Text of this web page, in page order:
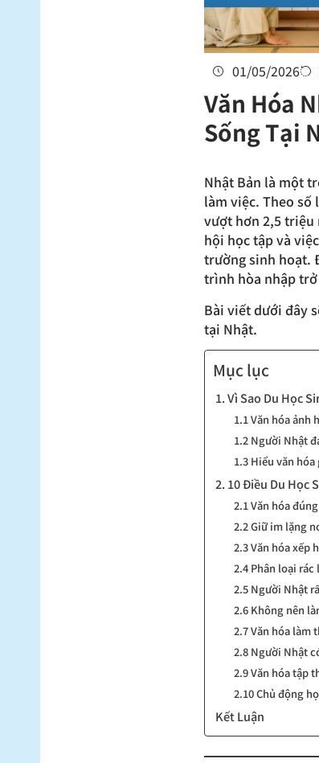
01/05/2026
Văn Hóa
Sống Tại
Nhật Bản là một
làm việc. Theo số
vượt hơn 2,5 triệu
hội học tập và
trường sinh hoạt.
trình hòa nhập trở
Bài viết dưới đây
tại Nhật.
Mục lục
1. Vì Sao Du Học
1.1 Văn hóa
1.2 Người Nhật
1.3 Hiểu văn
2. 10 Điều Du Học
2.1 Văn hóa
2.2 Giữ im lặng
2.3 Văn hóa xếp
2.4 Phân loại
2.5 Người Nhật
2.6 Không nên
2.7 Văn hóa làm
2.8 Người Nhật
2.9 Văn hóa tập
2.10 Chủ động
Kết Luận